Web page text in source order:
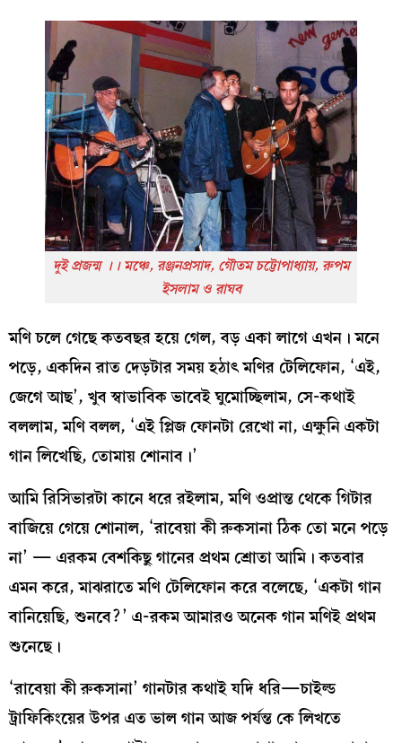
দুই প্রজন্ম ।। মঞ্চে, রঞ্জনপ্রসাদ, গৌতম চট্টোপাধ্যায়, রুপম
ইসলাম ও রাঘব
মণি চলে গেছে কতবছর হয়ে গেল, বড় একা লাগে এখন। মনে
পড়ে, একদিন রাত দেড়টার সময় হঠাৎ মণির টেলিফোন, ‘এই,
জেগে আছ’, খুব স্বাভাবিক ভাবেই ঘুমোচ্ছিলাম, সে-কথাই
বললাম, মণি বলল, ‘এই প্লিজ ফোনটা রেখো না, এক্ষুনি একটা
গান লিখেছি, তোমায় শোনাব।’
আমি রিসিভারটা কানে ধরে রইলাম, মণি ওপ্রান্ত থেকে গিটার
বাজিয়ে গেয়ে শোনাল, ‘রাবেয়া কী রুকসানা ঠিক তো মনে পড়ে
না’ — এরকম বেশকিছু গানের প্রথম শ্রোতা আমি। কতবার
এমন করে, মাঝরাতে মণি টেলিফোন করে বলেছে, ‘একটা গান
বানিয়েছি, শুনবে?’ এ-রকম আমারও অনেক গান মণিই প্রথম
শুনেছে।
‘রাবেয়া কী রুকসানা’ গানটার কথাই যদি ধরি—চাইল্ড
ট্রাফিকিংয়ের উপর এত ভাল গান আজ পর্যন্ত কে লিখতে